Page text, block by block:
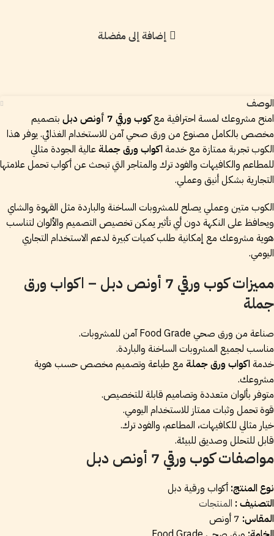
إضافة إلى مفضلة
الوصف
امنح مشروعك لمسة احترافية معكوب ورقي 7 أونص دبل
بتصميم
مخصص بالكامل مصنوع من ورق صحي آمن للاستخدام الغذائي. يوفر هذا
الكوب تجربة ممتازة مع خدمة اكواب ورق جملةعالية الجودة مثالي
للمطاعم والكافيهات والفود ترك والمتاجر التي تبحث عن أكواب تحمل علامتها
التجارية بشكل أنيق وعملي.
الكوب متين وعملي يصلح للمشروبات الساخنة والباردة مثل القهوة والشاي
ويحافظ على النكهة دون أي تأثير يمكن تخصيص التصميم والألوان لتناسب
هوية مشروعك مع إمكانية طلب كميات كبيرة لدعم الاستخدام التجاري
اليومي.
مميزات كوب ورقي 7 أونص دبل – اكواب ورق
جملة
صناعة من ورق صحي Food Grade آمن للمشروبات.
مناسب لجميع المشروبات الساخنة والباردة.
خدمة اكواب ورق جملة مع طباعة وتصميم مخصص حسب هوية
مشروعك.
متوفر بألوان متعددة وتصاميم قابلة للتخصيص.
قوة تحمل وثبات ممتاز للاستخدام اليومي.
خيار مثالي للكافيهات، المطاعم، والفود ترك.
قابل للتحلل وصديق للبيئة.
مواصفات كوب ورقي 7 أونص دبل
نوع المنتج: أكواب ورقية دبل
التصنيف : المنتجات
المقاس: